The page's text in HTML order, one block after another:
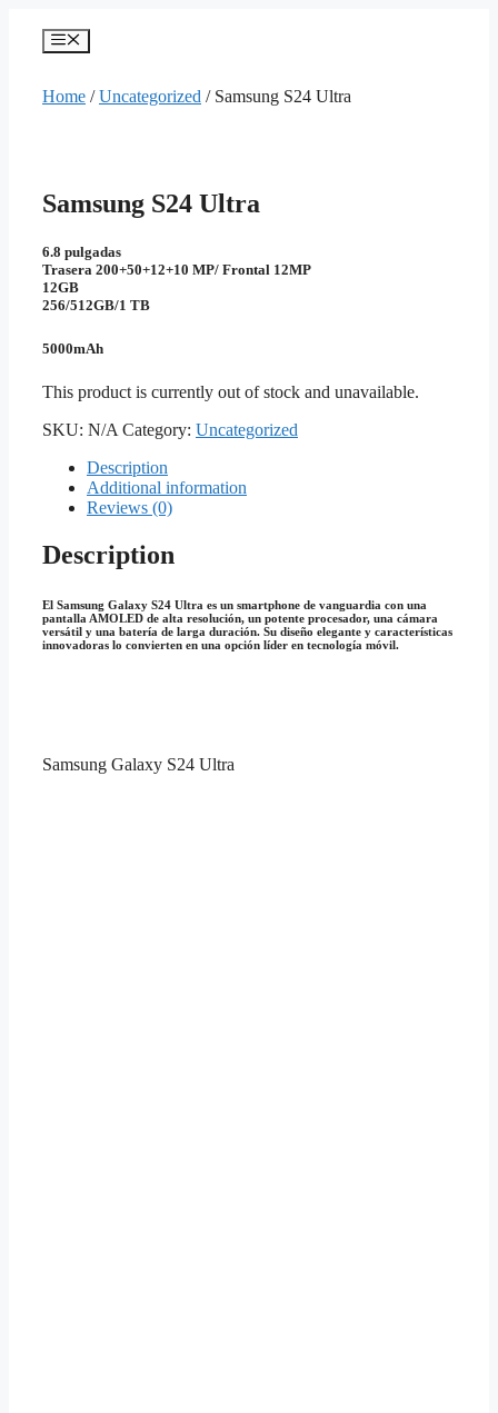
content
Menu
Home /Uncategorized / Samsung S24 Ultra
Samsung S24 Ultra
6.8 pulgadas
Trasera 200+50+12+10 MP/ Frontal 12MP
12GB
256/512GB/1 TB
5000mAh
This product is currently out of stock and unavailable.
SKU: N/A Category: Uncategorized
Description
Additional information
Reviews (0)
Description
El Samsung Galaxy S24 Ultra es un smartphone de vanguardia con una
pantalla AMOLED de alta resolución, un potente procesador, una cámara
versátil y una batería de larga duración. Su diseño elegante y características
innovadoras lo convierten en una opción líder en tecnología móvil.
Samsung Galaxy S24 Ultra